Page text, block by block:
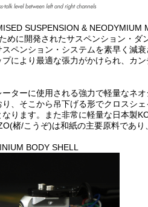
SUSPENSION & NEODYMIUM
めに開発されたサスペンション・
スペンション・システムを素早く減
プにより最適な張力がかけられ、カ
ーターに使用される強力で軽量なネ
り、そこから吊下げる形でクロスシ
なります。また非常に軽量な日本製
楮/こうぞ)は和紙の主要原料であ
BODY SHELL